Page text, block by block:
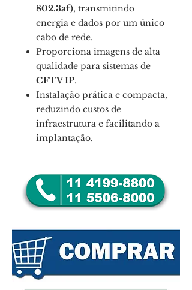
802.3af), transmitindo
energia e dados por um único
cabo de rede.
Proporciona imagens de alta
qualidade para sistemas de
CFTV IP.
Instalação prática e compacta,
reduzindo custos de
infraestrutura e facilitando a
implantação.